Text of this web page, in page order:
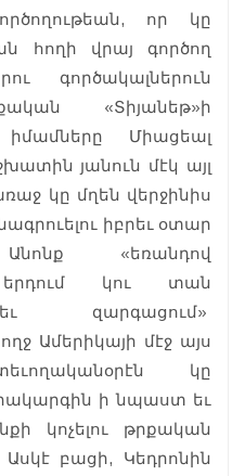
որ կը
հողի վրայ գործող
գործակալներուն
«Տիյանեթ»ի
Միացեալ
յանուն մէկ այլ
կը մղեն վերջինիս
իբրեւ օտար
Անոնք «եռանդով
երդում կու տան
զարգացում»
Ամերիկայի մէջ այս
կը
ի նպաստ եւ
կոչելու թրքական
բացի, Կեդրոնին